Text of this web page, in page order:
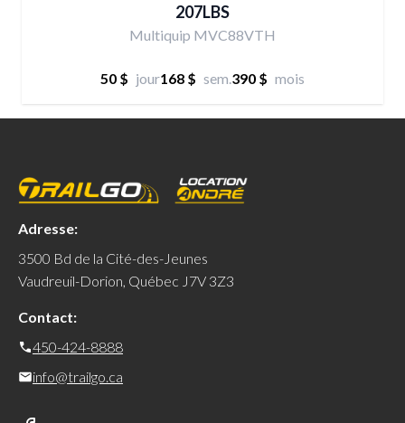
207LBS
Multiquip MVC88VTH
50 $ jour168 $ sem.390 $ mois
Adresse:
3500 Bd de la Cité-des-Jeunes
Vaudreuil-Dorion, Québec J7V 3Z3
Contact:
450-424-8888
info@trailgo.ca